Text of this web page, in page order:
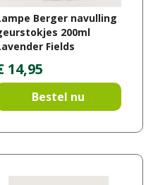
Berger navulling
200ml
Fields
14,95
Bestel nu